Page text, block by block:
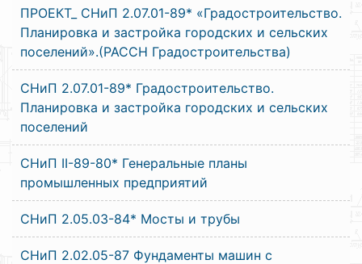
ПРОЕКТ_ СНиП 2.07.01-89* «Градостроительство.
Планировка и застройка городских и сельских
поселений».(РАССН Градостроительства)
СНиП 2.07.01-89* Градостроительство.
Планировка и застройка городских и сельских
поселений
СНиП II-89-80* Генеральные планы
промышленных предприятий
СНиП 2.05.03-84* Мосты и трубы
СНиП 2.02.05-87 Фундаменты машин с